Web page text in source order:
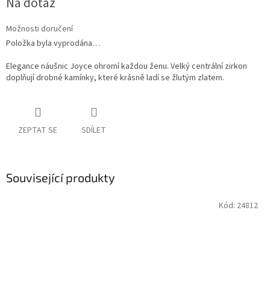
cena:
Možnosti doručení
Položka byla vyprodána…
Elegance náušnic Joyce ohromí každou ženu. Velký centrální zirkon
doplňují drobné kamínky, které krásně ladí se žlutým zlatem.
ZEPTAT SE SDÍLET
Související produkty
Kód: 24812